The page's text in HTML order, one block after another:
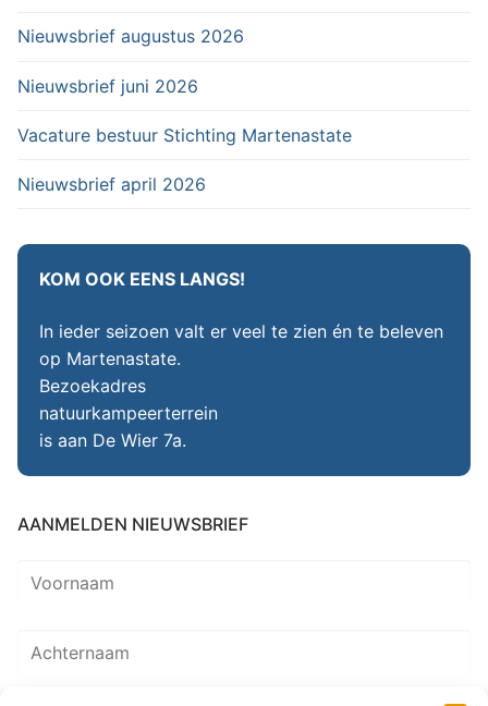
Nieuwsbrief augustus 2026
Nieuwsbrief juni 2026
Vacature bestuur Stichting Martenastate
Nieuwsbrief april 2026
KOM OOK EENS LANGS!
In ieder seizoen valt er veel te zien én te beleven
op Martenastate.
Bezoekadres
natuurkampeerterrein
is aan De Wier 7a.
AANMELDEN NIEUWSBRIEF